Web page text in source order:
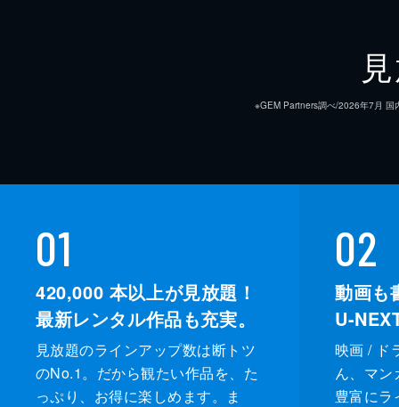
※GEM Partners調べ/2026年7⽉ 国
01
420,000 本以上が見放題！
最新レンタル作品も充実。
見放題のラインアップ数は断トツ
のNo.1。だから観たい作品を、た
っぷり、お得に楽しめます。ま
02
動画も
U-
映画 / ド
ん、マン
豊富にラ